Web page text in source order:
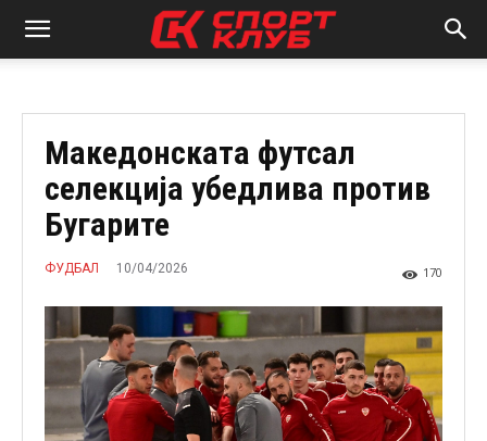
Македонската футсал
селекција убедлива против
Бугарите
ФУДБАЛ 10/04/2026 170